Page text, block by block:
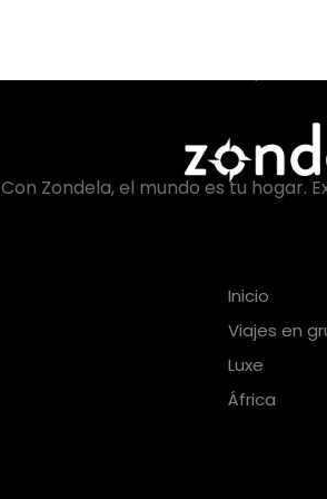
Con Zondela, el mundo es tu hogar.
Inicio
Viajes en
Luxe
África